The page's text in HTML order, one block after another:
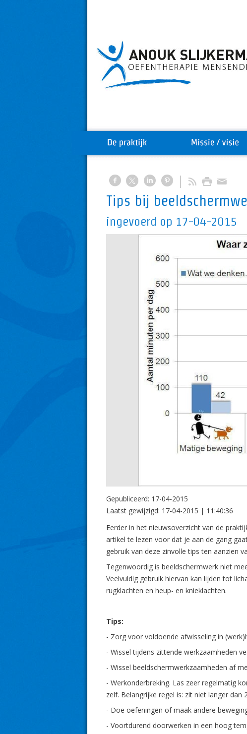
Tips bij
ingevoerd op 17-04-2015
Gepubliceerd: 17-04-2015
Laatst gewijzigd: 17-04-2015 | 11:40:36
Eerder in het nieuwsoverzicht van de
artikel te lezen voor dat je aan de gang
gebruik van deze zinvolle tips ten aanzien
Tegenwoordig is beeldschermwerk niet
Veelvuldig gebruik hiervan kan lijden tot
rugklachten en heup- en knieklachten.
Tips:
- Zorg voor voldoende afwisseling in
- Wissel tijdens zittende werkzaamheden
- Wissel beeldschermwerkzaamheden af
- Werkonderbreking. Las zeer regelmatig
zelf. Belangrijke regel is: zit niet langer dan
- Doe oefeningen of maak andere
- Voortdurend doorwerken in een hoog